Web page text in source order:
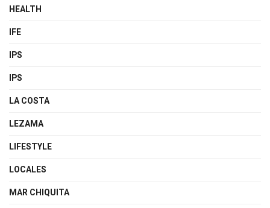
HEALTH
IFE
IPS
IPS
LA COSTA
LEZAMA
LIFESTYLE
LOCALES
MAR CHIQUITA